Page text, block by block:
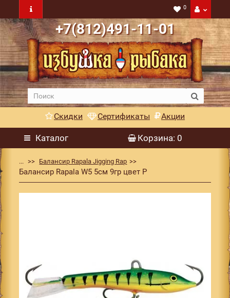
0
+7(812)491-11-01
Скидки Сертификаты Акции
Каталог Корзина: 0
... Балансир Rapala Jigging Rap
Балансир Rapala W5 5см 9гр цвет P